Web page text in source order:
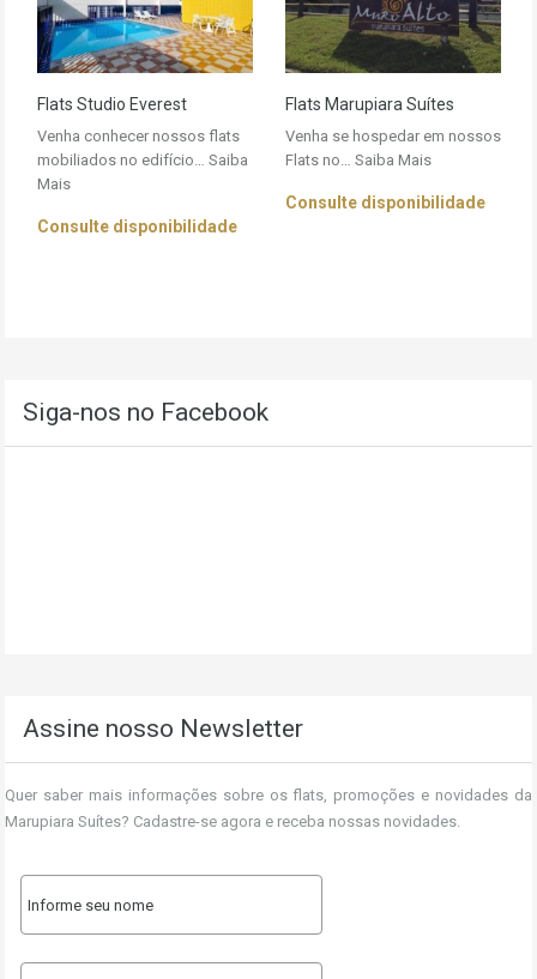
Flats Studio Everest
Venha conhecer nossos flats
mobiliados no edifício… Saiba
Mais
Consulte disponibilidade
Flats Marupiara Suítes
Venha se hospedar em nossos
Flats no… Saiba Mais
Consulte disponibilidade
Siga-nos no Facebook
Assine nosso Newsletter
Quer saber mais informações sobre os flats, promoções e novidades da
Marupiara Suítes? Cadastre-se agora e receba nossas novidades.